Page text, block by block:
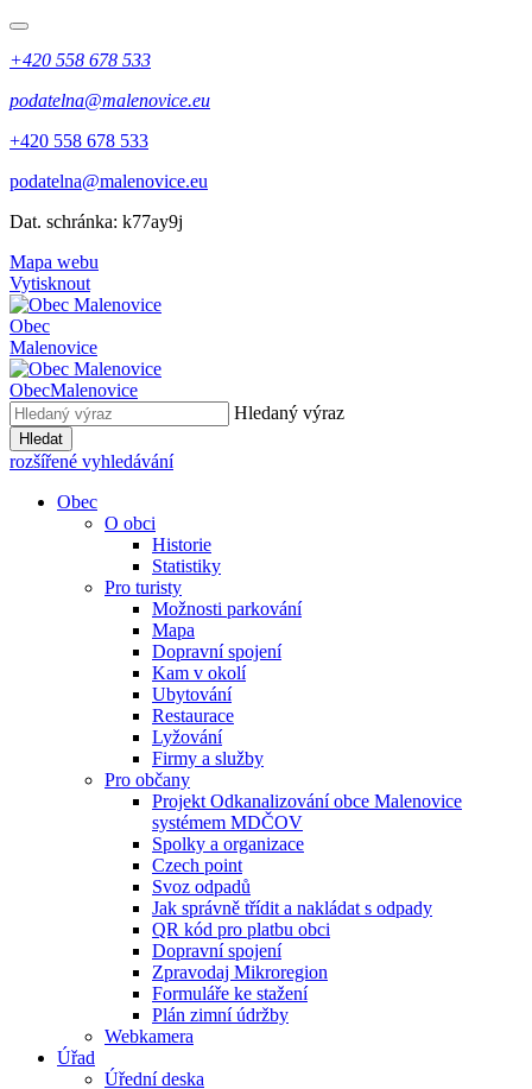
+420 558 678 533
podatelna@malenovice.eu
+420 558 678 533
podatelna@malenovice.eu
Dat. schránka: k77ay9j
Mapa webu
Vytisknout
Obec
Malenovice
ObecMalenovice
Hledaný výraz
Hledat
rozšířené vyhledávání
Obec
O obci
Historie
Statistiky
Pro turisty
Možnosti parkování
Mapa
Dopravní spojení
Kam v okolí
Ubytování
Restaurace
Lyžování
Firmy a služby
Pro občany
Projekt Odkanalizování obce Malenovice
systémem MDČOV
Spolky a organizace
Czech point
Svoz odpadů
Jak správně třídit a nakládat s odpady
QR kód pro platbu obci
Dopravní spojení
Zpravodaj Mikroregion
Formuláře ke stažení
Plán zimní údržby
Webkamera
Úřad
Úřední deska